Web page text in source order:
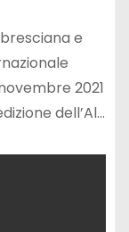
e
2021
dell’Al…